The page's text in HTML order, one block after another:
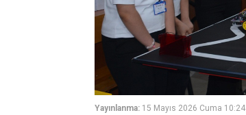
Yayınlanma: 15 Mayıs 2026 Cuma 10:24